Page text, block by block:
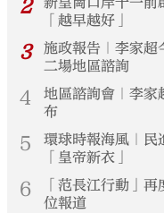
2
「越早越好」
3
施政報告｜李家
二場地區諮詢
4
地區諮詢會｜李家
布
5
環球時報海風｜民
「皇帝新衣」
6
「范長江行動」
位報道